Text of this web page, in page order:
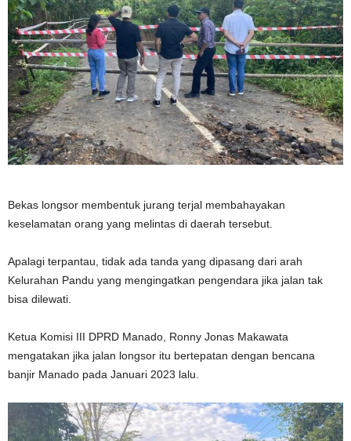
Bekas longsor membentuk jurang terjal membahayakan
keselamatan orang yang melintas di daerah tersebut.
Apalagi terpantau, tidak ada tanda yang dipasang dari arah
Kelurahan Pandu yang mengingatkan pengendara jika jalan tak
bisa dilewati.
Ketua Komisi III DPRD Manado, Ronny Jonas Makawata
mengatakan jika jalan longsor itu bertepatan dengan bencana
banjir Manado pada Januari 2023 lalu.